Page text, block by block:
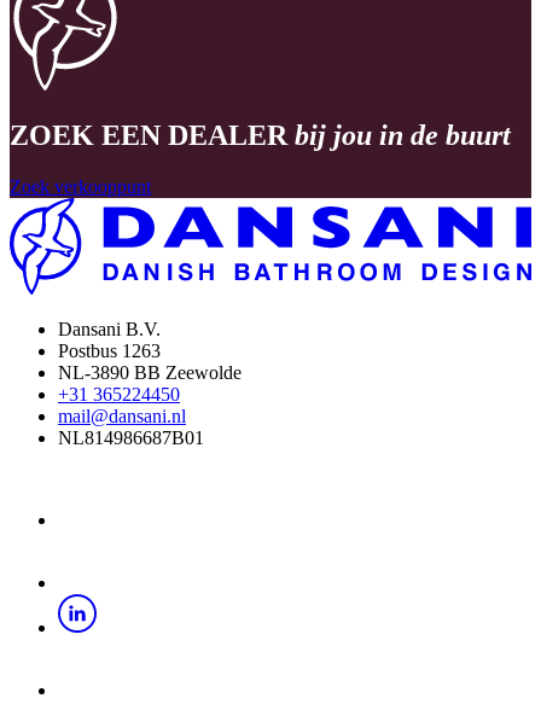
ZOEK EEN DEALER bij jou in de buurt
Zoek verkooppunt
Dansani B.V.
Postbus 1263
NL-3890 BB Zeewolde
+31 365224450
mail@dansani.nl
NL814986687B01